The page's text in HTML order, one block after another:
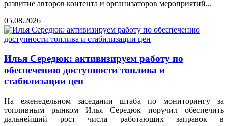
развитие авторов контента и организаторов мероприятий...
05.08.2026
Илья Середюк: активизируем работу по
обеспечению доступности топлива и
стабилизации цен
На еженедельном заседании штаба по мониторингу за
топливным рынком Илья Середюк поручил обеспечить
дальнейший рост числа работающих заправок в